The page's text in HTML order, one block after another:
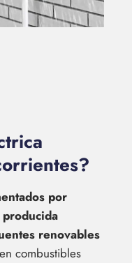
por
renovables
combustibles